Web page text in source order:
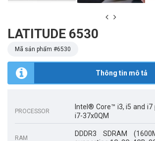
LATITUDE 6530
Mã sản phẩm #6530
Thông tin mô tả
PROCESSOR
Intel® Core™ i3, i5 and i7
i7-37x0QM
RAM
DDDR3 SDRAM